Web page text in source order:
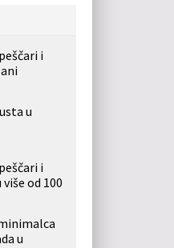
i
u
i
od 100
u